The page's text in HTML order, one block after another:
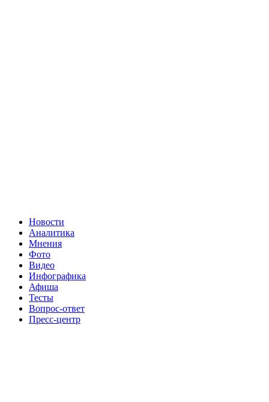
Новости
Аналитика
Мнения
Фото
Видео
Инфографика
Афиша
Тесты
Вопрос-ответ
Пресс-центр